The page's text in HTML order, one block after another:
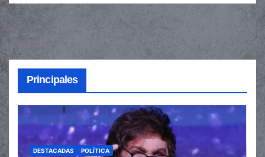
Principales
DESTACADAS POLÍTICA